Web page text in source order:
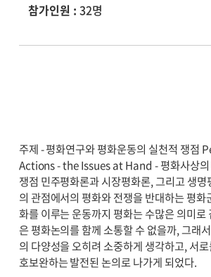
참가인원 : 32명
주제 - 평화연구와 평화운동의 실천적 쟁점
Actions - the Issues at Hand - 평화사상의
쟁점 민주평화론과 시장평화론, 그리고 생
의 관점에서의 평화와 전쟁을 반대하는 평화
화를 이루는 운동까지 평화는 수많은 의미로
은 평화논의를 함께 소통할 수 없을까, 그래
의 다양성을 오히려 소중하게 생각하고, 서
호보완하는 발전된 논의로 나가게 되었다.